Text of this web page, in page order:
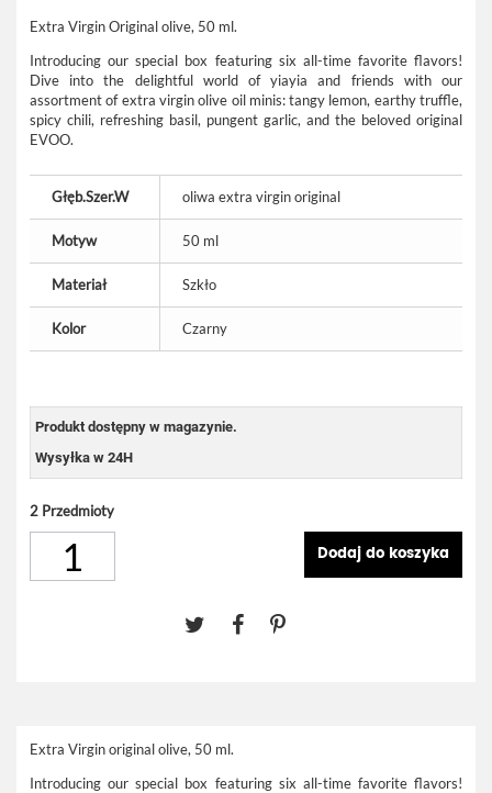
Extra Virgin Original olive, 50 ml.
Introducing our special box featuring six all-time favorite flavors!
Dive into the delightful world of yiayia and friends with our
assortment of extra virgin olive oil minis: tangy lemon, earthy truffle,
spicy chili, refreshing basil, pungent garlic, and the beloved original
EVOO.
Głęb.Szer.W oliwa extra virgin original
Motyw 50 ml
Materiał Szkło
Kolor Czarny
Produkt dostępny w magazynie.
Wysyłka w 24H
2 Przedmioty
Dodaj do koszyka
Extra Virgin original olive, 50 ml.
Introducing our special box featuring six all-time favorite flavors!